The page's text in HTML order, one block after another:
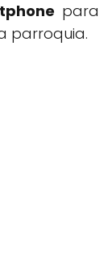
para
parroquia.